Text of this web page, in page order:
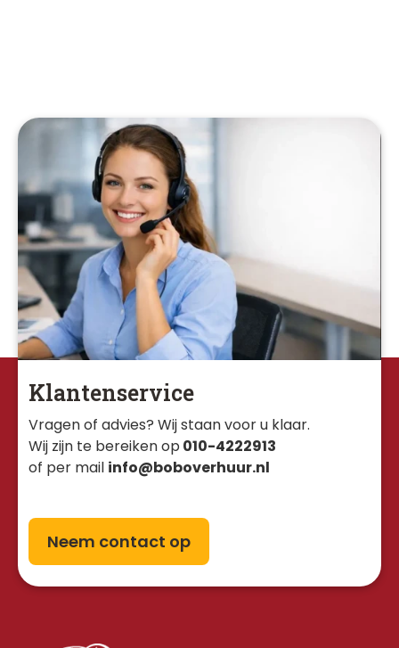
Klantenservice
Vragen of advies? Wij staan voor u klaar.
Wij zijn te bereiken op 010-4222913
of per mail info@boboverhuur.nl
Neem contact op